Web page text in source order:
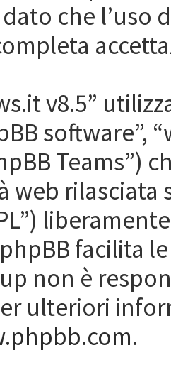
che l’uso
v8.5”
software”,
Teams”)
web rilasciata
facilita
non è
ulteriori
.